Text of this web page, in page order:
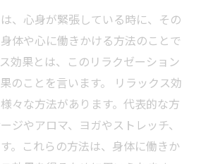
、心身が緊張している時に、その
体や心に働きかける方法のことで
効果とは、このリラクゼーション
のことを言います。 リラックス効
々な方法があります。代表的な方
ジやアロマ、ヨガやストレッチ、
。これらの方法は、身体に働きか